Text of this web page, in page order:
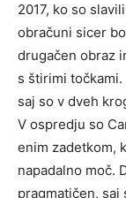
2017, ko so
obračuni sicer
drugačen obraz
s štirimi
saj so v dveh
V ospredju so
enim zadetkom,
napadalno moč.
pragmatičen,